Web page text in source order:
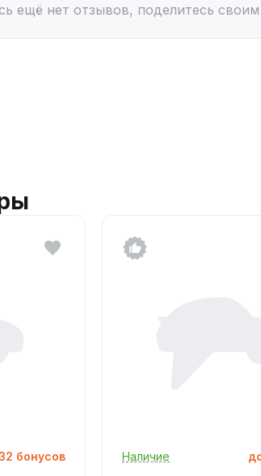
ещё нет отзывов, поделитесь
бонусов Наличие